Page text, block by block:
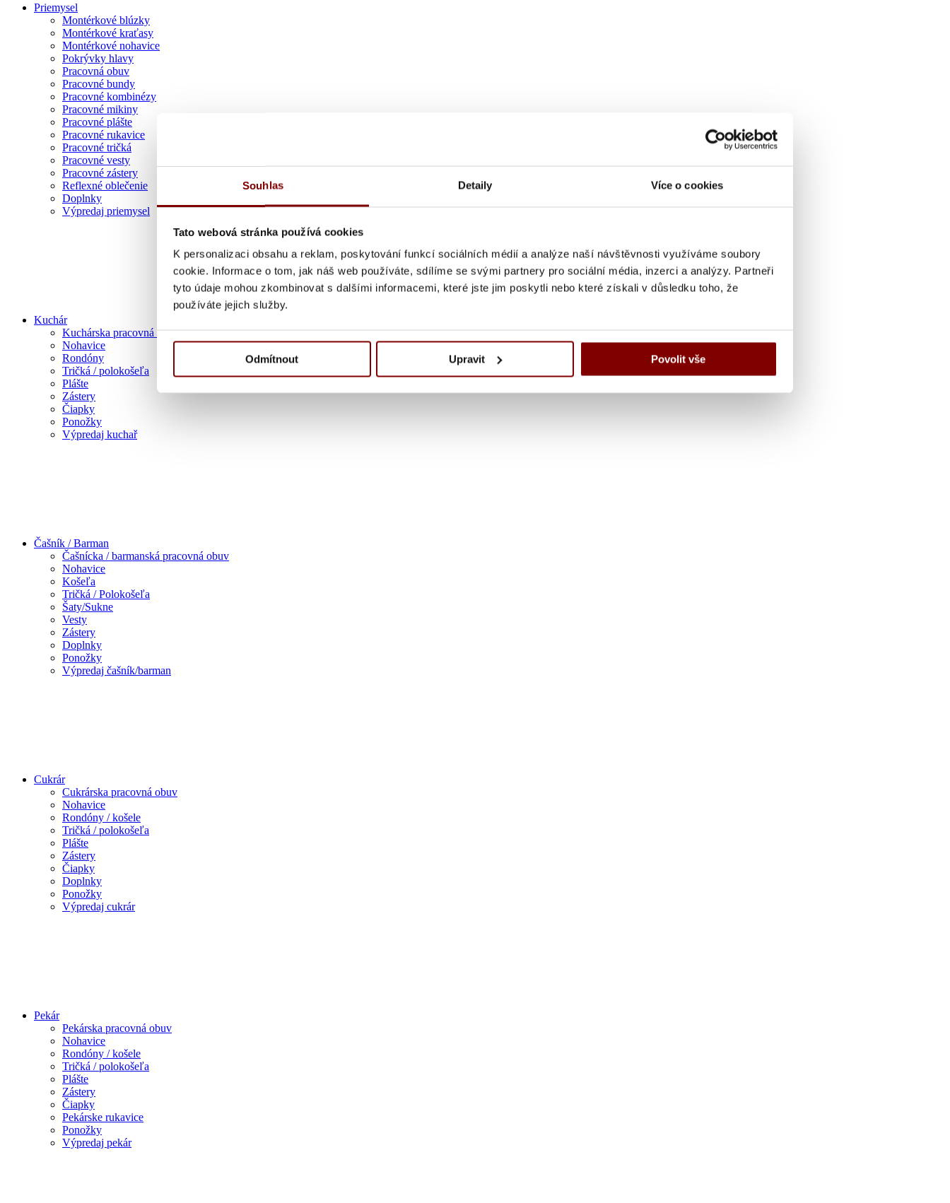
Souhlas Detaily Více o cookies
Tato webová stránka používá cookies
K personalizaci obsahu a reklam, poskytování funkcí sociálních médií a analýze naší návštěvnosti využíváme soubory
cookie. Informace o tom, jak náš web používáte, sdílíme se svými partnery pro sociální média, inzerci a analýzy. Partneři
tyto údaje mohou zkombinovat s dalšími informacemi, které jste jim poskytli nebo které získali v důsledku toho, že
používáte jejich služby.
Odmítnout Upravit Povolit vše
Priemysel
Montérkové blúzky
Montérkové kraťasy
Montérkové nohavice
Pokrývky hlavy
Pracovná obuv
Pracovné bundy
Pracovné kombinézy
Pracovné mikiny
Pracovné plášte
Pracovné rukavice
Pracovné tričká
Pracovné vesty
Pracovné zástery
Reflexné oblečenie
Doplnky
Výpredaj priemysel
Kuchár
Kuchárska pracovná obuv
Nohavice
Rondóny
Tričká / polokošeľa
Plášte
Zástery
Čiapky
Ponožky
Výpredaj kuchař
Čašník / Barman
Čašnícka / barmanská pracovná obuv
Nohavice
Košeľa
Tričká / Polokošeľa
Šaty/Sukne
Vesty
Zástery
Doplnky
Ponožky
Výpredaj čašník/barman
Cukrár
Cukrárska pracovná obuv
Nohavice
Rondóny / košele
Tričká / polokošeľa
Plášte
Zástery
Čiapky
Doplnky
Ponožky
Výpredaj cukrár
Pekár
Pekárska pracovná obuv
Nohavice
Rondóny / košele
Tričká / polokošeľa
Plášte
Zástery
Čiapky
Pekárske rukavice
Ponožky
Výpredaj pekár